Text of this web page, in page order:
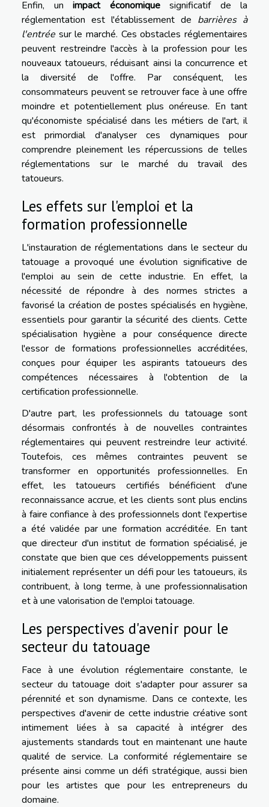
Enfin, un impact économiquesignificatif de la
réglementation est l'établissement de barrières à
l'entrée sur le marché. Ces obstacles réglementaires
peuvent restreindre l'accès à la profession pour les
nouveaux tatoueurs, réduisant ainsi la concurrence et
la diversité de l'offre. Par conséquent, les
consommateurs peuvent se retrouver face à une offre
moindre et potentiellement plus onéreuse. En tant
qu'économiste spécialisé dans les métiers de l'art, il
est primordial d'analyser ces dynamiques pour
comprendre pleinement les répercussions de telles
réglementations sur le marché du travail des
tatoueurs.
Les effets sur l'emploi et la
formation professionnelle
L'instauration de réglementations dans le secteur du
tatouage a provoqué une évolution significative de
l'emploi au sein de cette industrie. En effet, la
nécessité de répondre à des normes strictes a
favorisé la création de postes spécialisés en hygiène,
essentiels pour garantir la sécurité des clients. Cette
spécialisation hygiène a pour conséquence directe
l'essor de formations professionnelles accréditées,
conçues pour équiper les aspirants tatoueurs des
compétences nécessaires à l'obtention de la
certification professionnelle.
D'autre part, les professionnels du tatouage sont
désormais confrontés à de nouvelles contraintes
réglementaires qui peuvent restreindre leur activité.
Toutefois, ces mêmes contraintes peuvent se
transformer en opportunités professionnelles. En
effet, les tatoueurs certifiés bénéficient d'une
reconnaissance accrue, et les clients sont plus enclins
à faire confiance à des professionnels dont l'expertise
a été validée par une formation accréditée. En tant
que directeur d'un institut de formation spécialisé, je
constate que bien que ces développements puissent
initialement représenter un défi pour les tatoueurs, ils
contribuent, à long terme, à une professionnalisation
et à une valorisation de l'emploi tatouage.
Les perspectives d'avenir pour le
secteur du tatouage
Face à une évolution réglementaire constante, le
secteur du tatouage doit s'adapter pour assurer sa
pérennité et son dynamisme. Dans ce contexte, les
perspectives d'avenir de cette industrie créative sont
intimement liées à sa capacité à intégrer des
ajustements standards tout en maintenant une haute
qualité de service. La conformité réglementaire se
présente ainsi comme un défi stratégique, aussi bien
pour les artistes que pour les entrepreneurs du
domaine.